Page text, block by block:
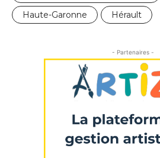
Haute-Garonne
Hérault
- Partenaires -